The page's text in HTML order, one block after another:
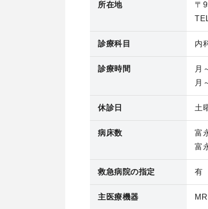
所在地
〒
診療科目 内
診療時間
月
月
休診日 土
病床数
富
富
救急病院の指定 有
主医療機器